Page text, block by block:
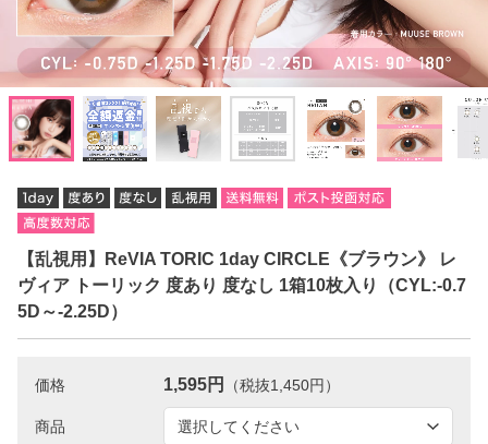
【乱視用】ReVIA TORIC 1day CIRCLE《ブラウン》 レ
ヴィア トーリック 度あり 度なし 1箱10枚入り（CYL:-0.7
5D～-2.25D）
価格 1,595円 （税抜1,450円）
商品